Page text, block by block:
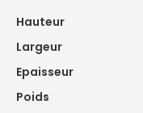
Hauteur
Largeur
Epaisseur
Poids